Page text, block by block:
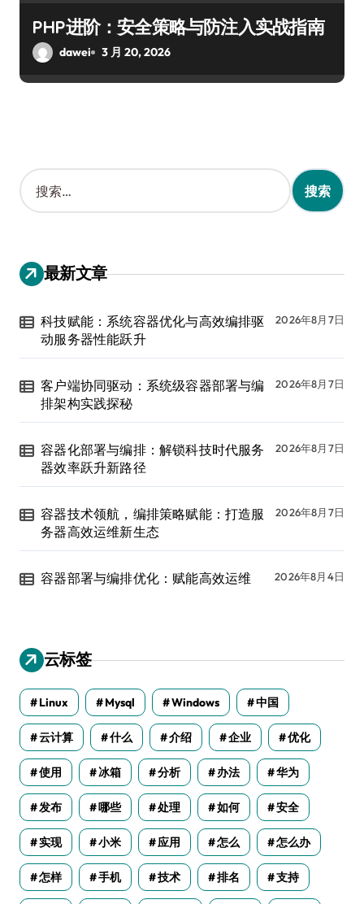
PHP进阶：安全策略与防注入实战指南
dawei 3 月 20, 2026
搜
索
：
最新文章
科技赋能：系统容器优化与高效编排驱
动服务器性能跃升
2026年8月7日
客户端协同驱动：系统级容器部署与编
排架构实践探秘
2026年8月7日
容器化部署与编排：解锁科技时代服务
器效率跃升新路径
2026年8月7日
容器技术领航，编排策略赋能：打造服
务器高效运维新生态
2026年8月7日
容器部署与编排优化：赋能高效运维 2026年8月4日
云标签
Linux Mysql Windows 中国
云计算 什么 介绍 企业 优化
使用 冰箱 分析 办法 华为
发布 哪些 处理 如何 安全
实现 小米 应用 怎么 怎么办
怎样 手机 技术 排名 支持